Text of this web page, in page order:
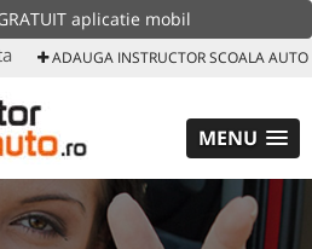
aplicatie mobil
ADAUGA INSTRUCTOR SCOALA AUTO
MENU